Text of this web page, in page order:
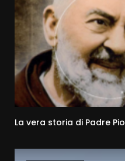
La vera storia di Padre Pio